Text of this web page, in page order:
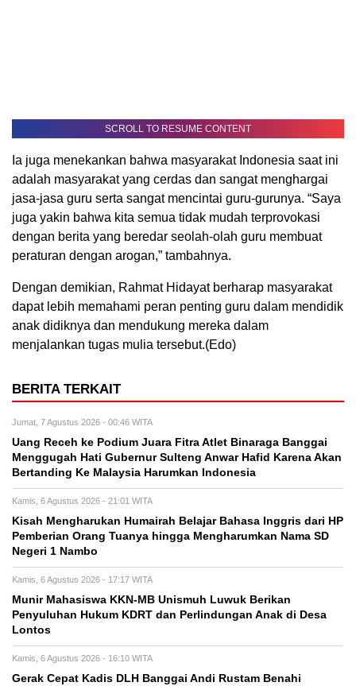
SCROLL TO RESUME CONTENT
Ia juga menekankan bahwa masyarakat Indonesia saat ini
adalah masyarakat yang cerdas dan sangat menghargai
jasa-jasa guru serta sangat mencintai guru-gurunya. “Saya
juga yakin bahwa kita semua tidak mudah terprovokasi
dengan berita yang beredar seolah-olah guru membuat
peraturan dengan arogan,” tambahnya.
Dengan demikian, Rahmat Hidayat berharap masyarakat
dapat lebih memahami peran penting guru dalam mendidik
anak didiknya dan mendukung mereka dalam
menjalankan tugas mulia tersebut.(Edo)
BERITA TERKAIT
Jumat, 7 Agustus 2026 - 00:46 WITA
Uang Receh ke Podium Juara Fitra Atlet Binaraga Banggai
Menggugah Hati Gubernur Sulteng Anwar Hafid Karena Akan
Bertanding Ke Malaysia Harumkan Indonesia
Kamis, 6 Agustus 2026 - 21:01 WITA
Kisah Mengharukan Humairah Belajar Bahasa Inggris dari HP
Pemberian Orang Tuanya hingga Mengharumkan Nama SD
Negeri 1 Nambo
Kamis, 6 Agustus 2026 - 17:17 WITA
Munir Mahasiswa KKN-MB Unismuh Luwuk Berikan
Penyuluhan Hukum KDRT dan Perlindungan Anak di Desa
Lontos
Kamis, 6 Agustus 2026 - 16:10 WITA
Gerak Cepat Kadis DLH Banggai Andi Rustam Benahi